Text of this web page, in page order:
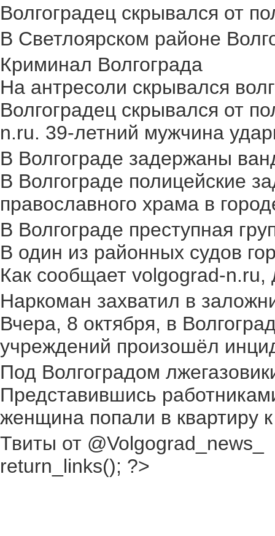
Волгоградец скрывался от
В Светлоярском районе
Криминал Волгограда
На антресоли скрывался
Волгоградец скрывался от
n.ru. 39-летний мужчина
В Волгограде задержаны
В Волгограде полицейские
православного храма в
В Волгограде преступная
В один из районных судов
Как сообщает volgograd-
Наркоман захватил в
Вчера, 8 октября, в
учреждений произошёл
Под Волгоградом
Представившись
женщина попали в квартиру
Твиты от @Volgograd_news_
return_links(); ?>